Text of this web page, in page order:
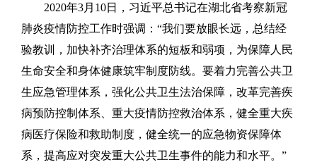
2020年3月10日，习近平总书记在湖北省考察新冠
肺炎疫情防控工作时强调：“我们要放眼长远，总结经
验教训，加快补齐治理体系的短板和弱项，为保障人民
生命安全和身体健康筑牢制度防线。要着力完善公共卫
生应急管理体系，强化公共卫生法治保障，改革完善疾
病预防控制体系、重大疫情防控救治体系，健全重大疾
病医疗保险和救助制度，健全统一的应急物资保障体
系，提高应对突发重大公共卫生事件的能力和水平。”